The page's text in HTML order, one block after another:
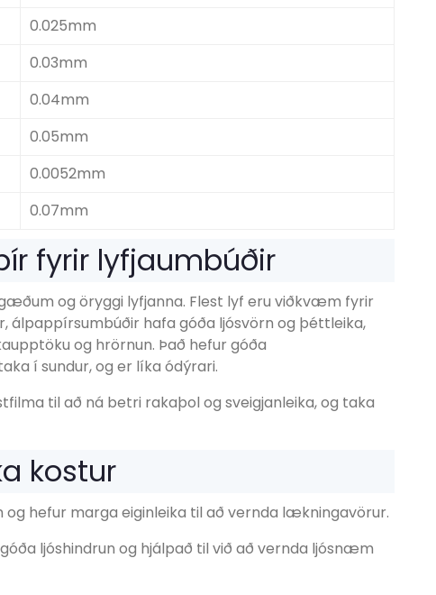
0.025mm
0.03mm
0.04mm
0.05mm
0.0052mm
0.07mm
fyrir lyfjaumbúðir
og öryggi lyfjanna. Flest lyf eru viðkvæm fyrir
álpappírsumbúðir hafa góða ljósvörn og þéttleika,
og hrörnun. Það hefur góða
í sundur, og er líka ódýrari.
til að ná betri rakaþol og sveigjanleika, og taka
kostur
hefur marga eiginleika til að vernda lækningavörur.
ljóshindrun og hjálpað til við að vernda ljósnæm